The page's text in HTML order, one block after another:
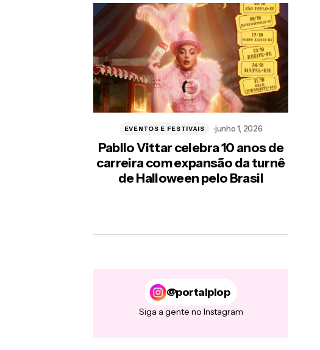
Pabllo Vittar celebra 10 anos de
carreira com expansão da turnê
de Halloween pelo Brasil
EVENTOS E FESTIVAIS junho 1, 2026
@portalplop
Siga a gente no Instagram